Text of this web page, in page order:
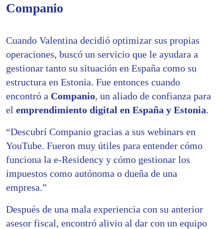
Companio
Cuando Valentina decidió optimizar sus propias
operaciones, buscó un servicio que le ayudara a
gestionar tanto su situación en España como su
estructura en Estonia. Fue entonces cuando
encontró a Companio, un aliado de confianza para
el emprendimiento digital en España y Estonia.
“Descubrí Companio gracias a sus webinars en
YouTube. Fueron muy útiles para entender cómo
funciona la e-Residency y cómo gestionar los
impuestos como autónoma o dueña de una
empresa.”
Después de una mala experiencia con su anterior
asesor fiscal, encontró alivio al dar con un equipo